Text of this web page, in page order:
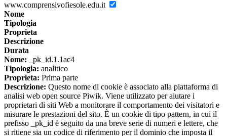
www.comprensivofiesole.edu.it
Nome
Tipologia
Proprieta
Descrizione
Durata
Nome: _pk_id.1.1ac4
Tipologia: analitico
Proprieta: Prima parte
Descrizione: Questo nome di cookie è associato alla piattaforma di
analisi web open source Piwik. Viene utilizzato per aiutare i
proprietari di siti Web a monitorare il comportamento dei visitatori e
misurare le prestazioni del sito. È un cookie di tipo pattern, in cui il
prefisso _pk_id è seguito da una breve serie di numeri e lettere, che
si ritiene sia un codice di riferimento per il dominio che imposta il